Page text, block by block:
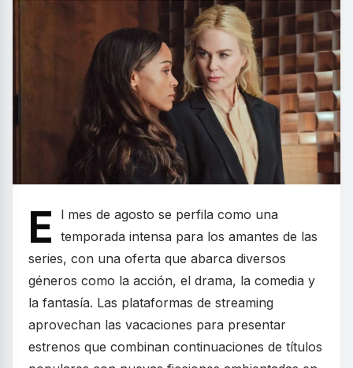
E
l mes de agosto se perfila como una
temporada intensa para los amantes de las
series, con una oferta que abarca diversos
géneros como la acción, el drama, la comedia y
la fantasía. Las plataformas de streaming
aprovechan las vacaciones para presentar
estrenos que combinan continuaciones de títulos